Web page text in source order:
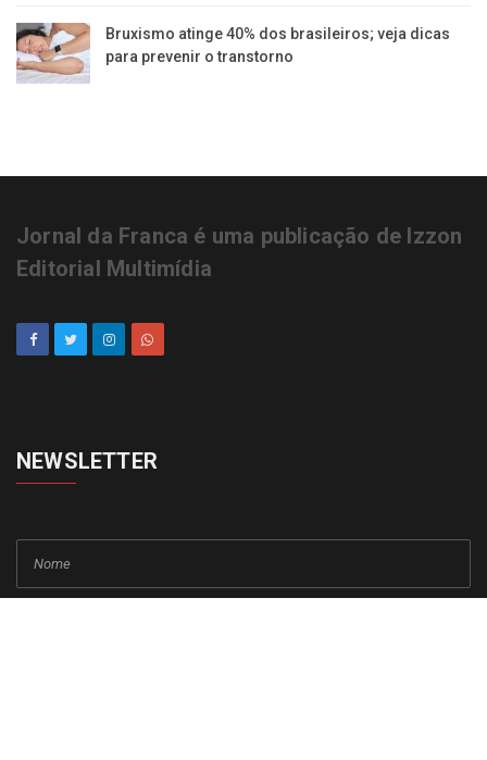
Bruxismo atinge 40% dos brasileiros; veja dicas
para prevenir o transtorno
Jornal da Franca é uma publicação de Izzon
Editorial Multimídia
NEWSLETTER